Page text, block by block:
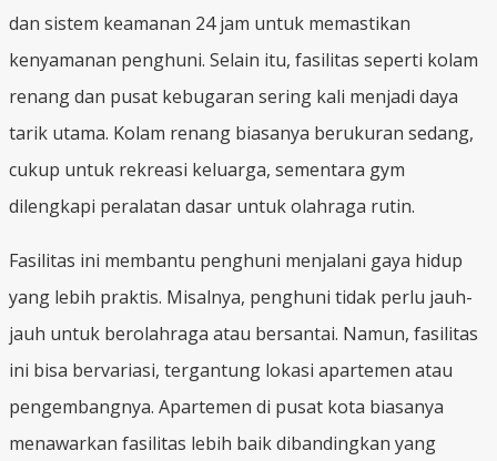
dan sistem keamanan 24 jam untuk memastikan
kenyamanan penghuni. Selain itu, fasilitas seperti kolam
renang dan pusat kebugaran sering kali menjadi daya
tarik utama. Kolam renang biasanya berukuran sedang,
cukup untuk rekreasi keluarga, sementara gym
dilengkapi peralatan dasar untuk olahraga rutin.
Fasilitas ini membantu penghuni menjalani gaya hidup
yang lebih praktis. Misalnya, penghuni tidak perlu jauh-
jauh untuk berolahraga atau bersantai. Namun, fasilitas
ini bisa bervariasi, tergantung lokasi apartemen atau
pengembangnya. Apartemen di pusat kota biasanya
menawarkan fasilitas lebih baik dibandingkan yang